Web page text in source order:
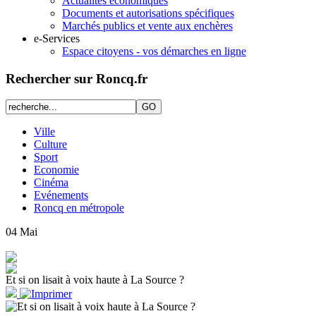
Documents et autorisations spécifiques
Marchés publics et vente aux enchères
e-Services
Espace citoyens - vos démarches en ligne
Rechercher sur Roncq.fr
Ville
Culture
Sport
Economie
Cinéma
Evénements
Roncq en métropole
04 Mai
Et si on lisait à voix haute à La Source ?